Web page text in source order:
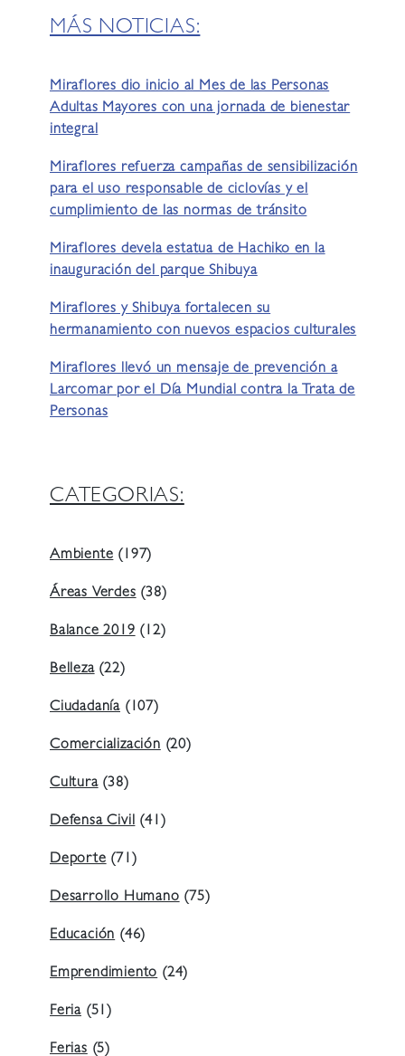
MÁS NOTICIAS:
Miraflores dio inicio al Mes de las Personas
Adultas Mayores con una jornada de bienestar
integral
Miraflores refuerza campañas de sensibilización
para el uso responsable de ciclovías y el
cumplimiento de las normas de tránsito
Miraflores devela estatua de Hachiko en la
inauguración del parque Shibuya
Miraflores y Shibuya fortalecen su
hermanamiento con nuevos espacios culturales
Miraflores llevó un mensaje de prevención a
Larcomar por el Día Mundial contra la Trata de
Personas
CATEGORIAS:
Ambiente (197)
Áreas Verdes (38)
Balance 2019 (12)
Belleza(22)
Ciudadanía (107)
Comercialización (20)
Cultura(38)
Defensa Civil (41)
Deporte (71)
Desarrollo Humano (75)
Educación (46)
Emprendimiento (24)
Feria (51)
Ferias (5)